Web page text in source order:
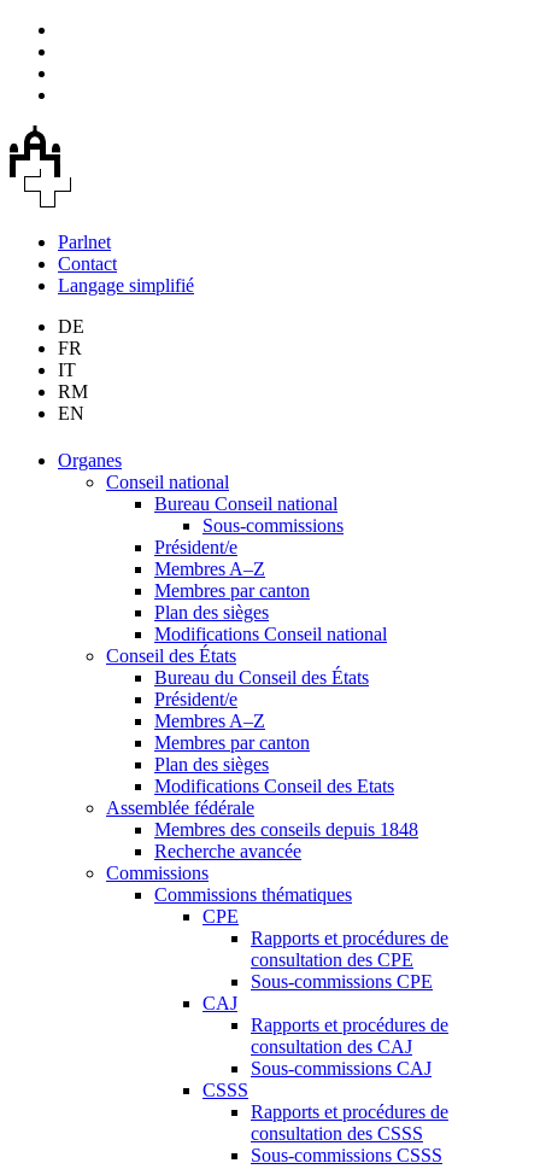
Parlnet
Contact
Langage simplifié
DE
FR
IT
RM
EN
Organes
Conseil national
Bureau Conseil national
Sous-commissions
Président/e
Membres A–Z
Membres par canton
Plan des sièges
Modifications Conseil national
Conseil des États
Bureau du Conseil des États
Président/e
Membres A–Z
Membres par canton
Plan des sièges
Modifications Conseil des Etats
Assemblée fédérale
Membres des conseils depuis 1848
Recherche avancée
Commissions
Commissions thématiques
CPE
Rapports et procédures de
consultation des CPE
Sous-commissions CPE
CAJ
Rapports et procédures de
consultation des CAJ
Sous-commissions CAJ
CSSS
Rapports et procédures de
consultation des CSSS
Sous-commissions CSSS